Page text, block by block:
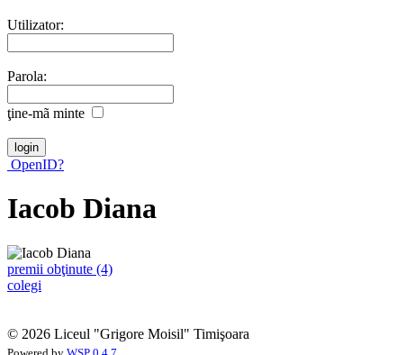
Utilizator:
Parola:
ţine-mã minte
OpenID?
Iacob Diana
premii obţinute (4)
colegi
© 2026 Liceul "Grigore Moisil" Timişoara